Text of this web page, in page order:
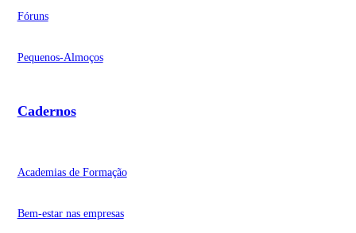
Fóruns
Pequenos-Almoços
Cadernos
Academias de Formação
Bem-estar nas empresas